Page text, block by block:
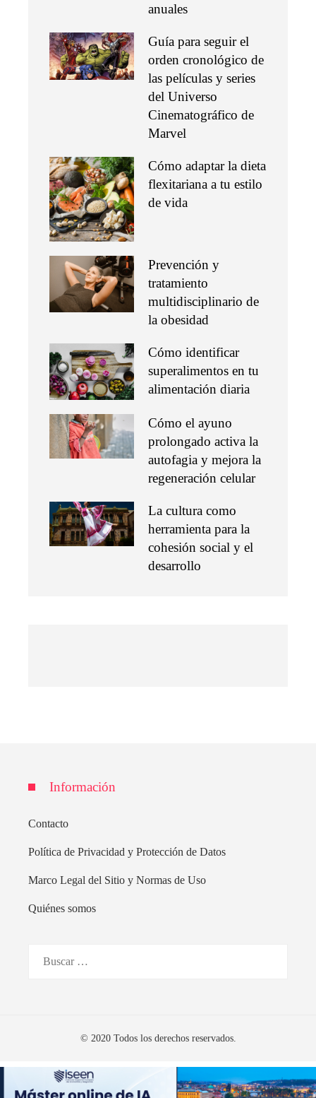
anuales
Guía para seguir el
orden cronológico de
las películas y series
del Universo
Cinematográfico de
Marvel
Cómo adaptar la dieta
flexitariana a tu estilo
de vida
Prevención y
tratamiento
multidisciplinario de
la obesidad
Cómo identificar
superalimentos en tu
alimentación diaria
Cómo el ayuno
prolongado activa la
autofagia y mejora la
regeneración celular
La cultura como
herramienta para la
cohesión social y el
desarrollo
Información
Contacto
Política de Privacidad y Protección de Datos
Marco Legal del Sitio y Normas de Uso
Quiénes somos
© 2020 Todos los derechos reservados.